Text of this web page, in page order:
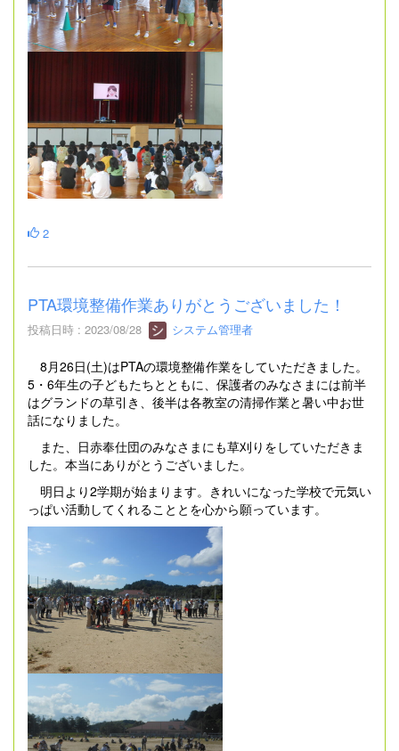
2
PTA環境整備作業ありがとうございました！
投稿日時 : 2023/08/28 システム管理者
8月26日(土)はPTAの環境整備作業をしていただきました。
5・6年生の子どもたちとともに、保護者のみなさまには前半
はグランドの草引き、後半は各教室の清掃作業と暑い中お世
話になりました。
また、日赤奉仕団のみなさまにも草刈りをしていただきま
した。本当にありがとうございました。
明日より2学期が始まります。きれいになった学校で元気い
っぱい活動してくれることとを心から願っています。